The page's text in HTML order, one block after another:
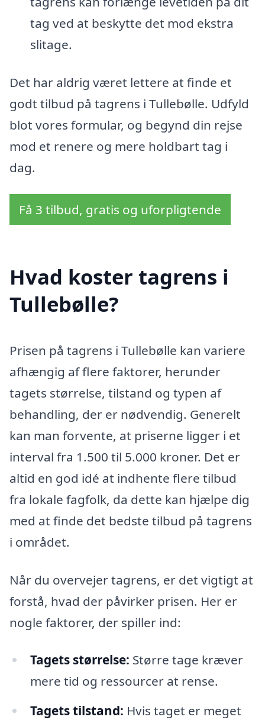
tag ved at beskytte det mod ekstra
slitage.
Det har aldrig været lettere at finde et
godt tilbud på tagrens i Tullebølle. Udfyld
blot vores formular, og begynd din rejse
mod et renere og mere holdbart tag i
dag.
Få 3 tilbud, gratis og uforpligtende
Hvad koster tagrens i
Tullebølle?
Prisen på tagrens i Tullebølle kan variere
afhængig af flere faktorer, herunder
tagets størrelse, tilstand og typen af
behandling, der er nødvendig. Generelt
kan man forvente, at priserne ligger i et
interval fra 1.500 til 5.000 kroner. Det er
altid en god idé at indhente flere tilbud
fra lokale fagfolk, da dette kan hjælpe dig
med at finde det bedste tilbud på tagrens
i området.
Når du overvejer tagrens, er det vigtigt at
forstå, hvad der påvirker prisen. Her er
nogle faktorer, der spiller ind:
Tagets størrelse: Større tage kræver
mere tid og ressourcer at rense.
Tagets tilstand: Hvis taget er meget